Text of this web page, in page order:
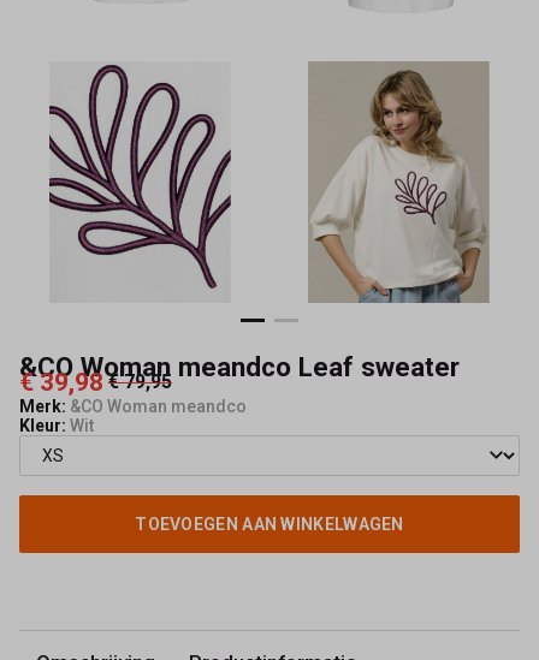
Capisce
Mode
&CO Woman meandco Leaf sweater
€ 39,98 € 79,95
Merk: &CO Woman meandco
Kleur: Wit
TOEVOEGEN AAN WINKELWAGEN